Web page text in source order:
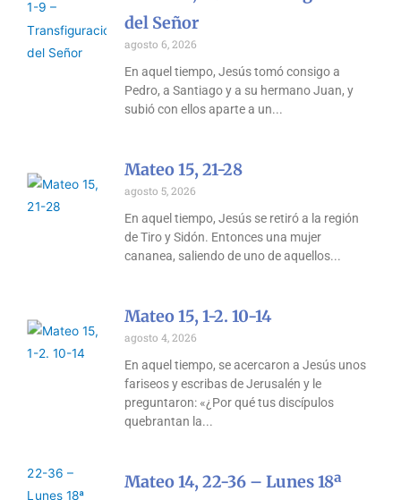
del Señor
agosto 6, 2026
En aquel tiempo, Jesús tomó consigo a
Pedro, a Santiago y a su hermano Juan, y
subió con ellos aparte a un
Mateo 15, 21-28
agosto 5, 2026
En aquel tiempo, Jesús se retiró a la región
de Tiro y Sidón. Entonces una mujer
cananea, saliendo de uno de aquellos
Mateo 15, 1-2. 10-14
agosto 4, 2026
En aquel tiempo, se acercaron a Jesús unos
fariseos y escribas de Jerusalén y le
preguntaron: «¿Por qué tus discípulos
quebrantan la
Mateo 14, 22-36 – Lunes 18ª